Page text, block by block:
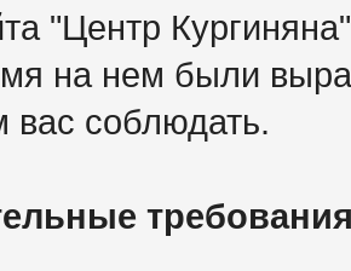
"Центр
на нем были
соблюдать.